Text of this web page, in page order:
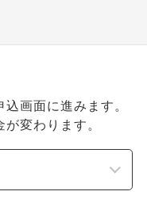
込画面に進みます。
変わります。